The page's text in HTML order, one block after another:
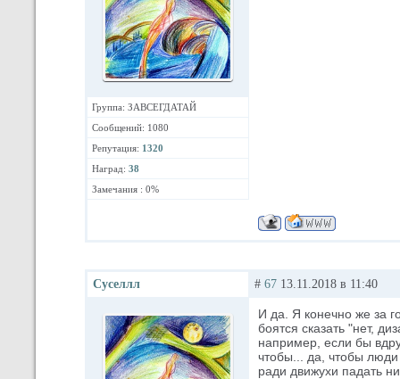
Группа: ЗАВСЕГДАТАЙ
Сообщений: 1080
Репутация: 1320
Наград: 38
Замечания : 0%
Суселлл # 67 13.11.2018 в 11:40
И да. Я конечно же за
боятся сказать "нет,
например, если бы
чтобы... да, чтобы люди
ради движухи падать